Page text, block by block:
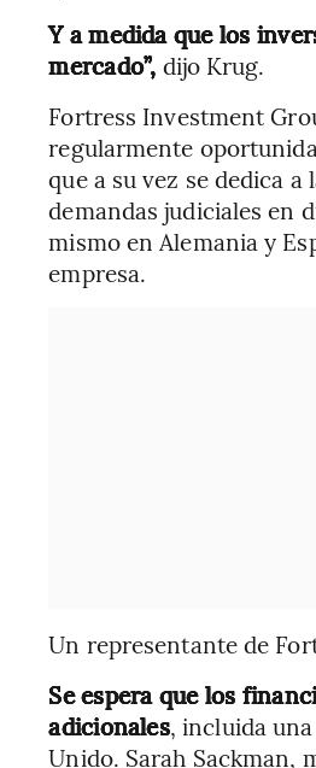
Y a medida que los
mercado”, dijo Krug.
Fortress Investment
regularmente
que a su vez se dedica
demandas judiciales en
mismo en Alemania y
empresa.
Un representante de
Se espera que los
adicionales, incluida
Unido. Sarah Sackman,